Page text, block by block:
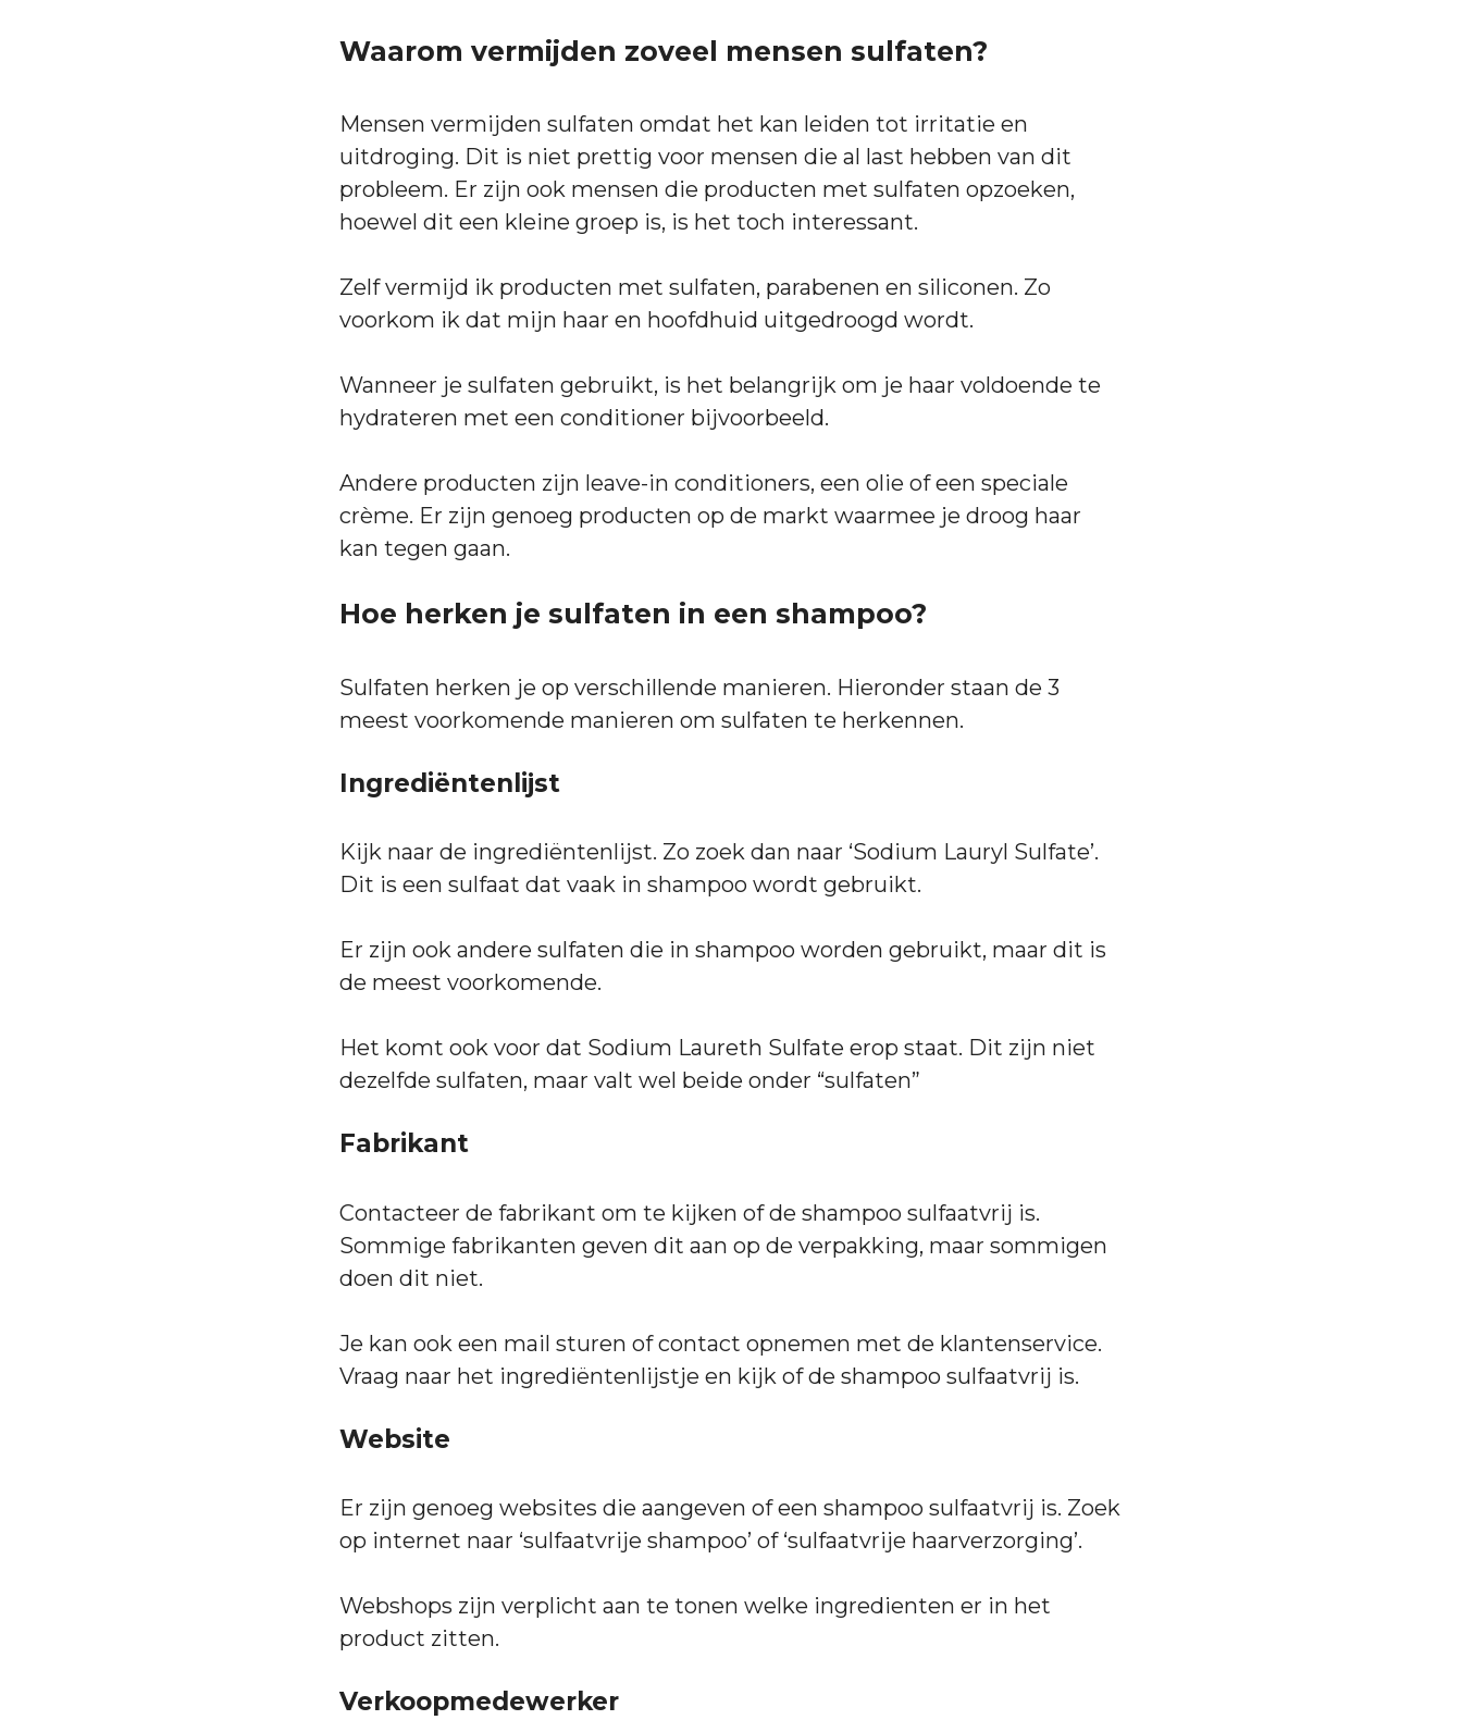
Waarom vermijden zoveel mensen sulfaten?
Mensen vermijden sulfaten omdat het kan leiden tot irritatie en
uitdroging. Dit is niet prettig voor mensen die al last hebben van dit
probleem. Er zijn ook mensen die producten met sulfaten opzoeken,
hoewel dit een kleine groep is, is het toch interessant.
Zelf vermijd ik producten met sulfaten, parabenen en siliconen. Zo
voorkom ik dat mijn haar en hoofdhuid uitgedroogd wordt.
Wanneer je sulfaten gebruikt, is het belangrijk om je haar voldoende te
hydrateren met een conditioner bijvoorbeeld.
Andere producten zijn leave-in conditioners, een olie of een speciale
crème. Er zijn genoeg producten op de markt waarmee je droog haar
kan tegen gaan.
Hoe herken je sulfaten in een shampoo?
Sulfaten herken je op verschillende manieren. Hieronder staan de 3
meest voorkomende manieren om sulfaten te herkennen.
Ingrediëntenlijst
Kijk naar de ingrediëntenlijst. Zo zoek dan naar ‘Sodium Lauryl Sulfate’.
Dit is een sulfaat dat vaak in shampoo wordt gebruikt.
Er zijn ook andere sulfaten die in shampoo worden gebruikt, maar dit is
de meest voorkomende.
Het komt ook voor dat Sodium Laureth Sulfate erop staat. Dit zijn niet
dezelfde sulfaten, maar valt wel beide onder “sulfaten”
Fabrikant
Contacteer de fabrikant om te kijken of de shampoo sulfaatvrij is.
Sommige fabrikanten geven dit aan op de verpakking, maar sommigen
doen dit niet.
Je kan ook een mail sturen of contact opnemen met de klantenservice.
Vraag naar het ingrediëntenlijstje en kijk of de shampoo sulfaatvrij is.
Website
Er zijn genoeg websites die aangeven of een shampoo sulfaatvrij is. Zoek
op internet naar ‘sulfaatvrije shampoo’ of ‘sulfaatvrije haarverzorging’.
Webshops zijn verplicht aan te tonen welke ingredienten er in het
product zitten.
Verkoopmedewerker